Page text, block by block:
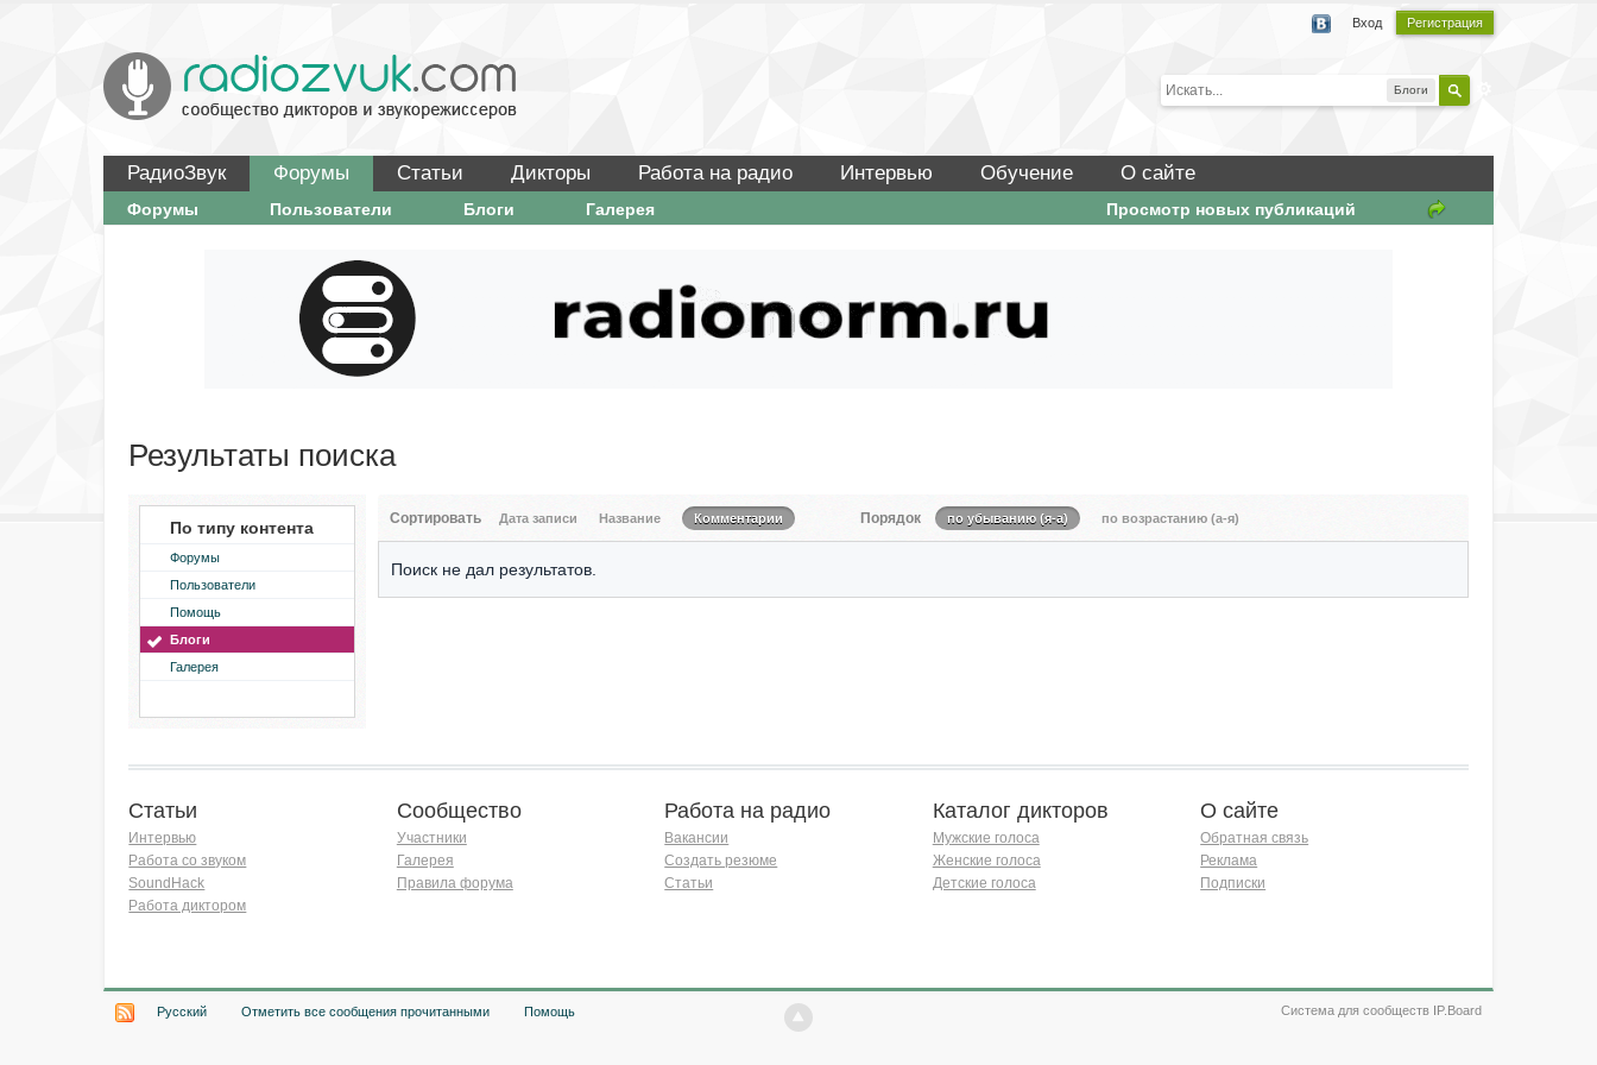
Вход Регистрация
Блоги
РадиоЗвук Форумы Статьи Дикторы Работа на радио Интервью Обучение О сайте
Просмотр новых публикаций
Форумы Пользователи Блоги Галерея
Результаты поиска
По типу контента
Форумы
Пользователи
Помощь
Блоги
Галерея
Сортировать Дата записи Название Комментарии Порядок по убыванию (я-а) по возрастанию (а-я)
Поиск не дал результатов.
Статьи
Интервью
Работа со звуком
SoundHack
Работа диктором
Сообщество
Участники
Галерея
Правила форума
Работа на радио
Вакансии
Создать резюме
Статьи
Каталог дикторов
Мужские голоса
Женские голоса
Детские голоса
О сайте
Обратная связь
Реклама
Подписки
Русский Отметить все сообщения прочитанными Помощь Система для сообществ IP.Board